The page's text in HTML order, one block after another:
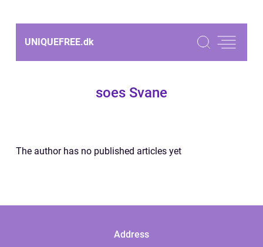
UNIQUEFREE.dk
soes Svane
The author has no published articles yet
Address